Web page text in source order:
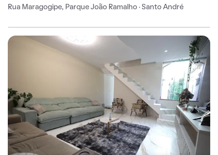
Rua Maragogipe, Parque João Ramalho · Santo André